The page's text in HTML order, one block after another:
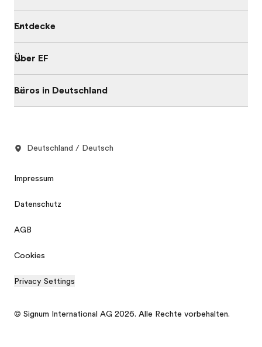
Entdecke
Über EF
Büros in Deutschland
Deutschland / Deutsch
Impressum
Datenschutz
AGB
Cookies
Privacy Settings
© Signum International AG 2026. Alle Rechte vorbehalten.